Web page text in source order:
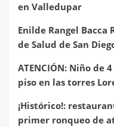
en Valledupar
Enilde Rangel Bacca
de Salud de San
ATENCIÓN: Niño de
piso en las torres
¡Histórico!:
primer ronqueo de